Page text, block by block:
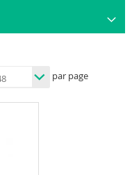
par page